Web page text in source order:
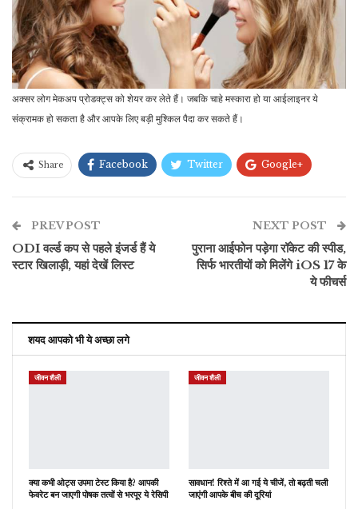
अक्सर लोग मेकअप प्रोडक्ट्स को शेयर कर लेते हैं। जबकि चाहे मस्कारा हो या आईलाइनर ये
संक्रामक हो सकता है और आपके लिए बड़ी मुश्किल पैदा कर सकते हैं।
Share Facebook Twitter Google+
ईमेल
PREV POST
ODI वर्ल्ड कप से पहले इंजर्ड हैं ये
स्टार खिलाड़ी, यहां देखें लिस्ट
NEXT POST
पुराना आईफोन पड़ेगा रॉकेट की स्पीड,
सिर्फ भारतीयों को मिलेंगे iOS 17 के
ये फीचर्स
शयद आपको भी ये अच्छा लगे
जीवन शैली
क्या कभी ओट्स उपमा टेस्ट किया है? आपकी
फेवरेट बन जाएगी पोषक तत्वों से भरपूर ये रेसिपी
जीवन शैली
सावधान! रिश्ते में आ गई ये चीजें, तो बढ़ती चली
जाएंगी आपके बीच की दूरियां